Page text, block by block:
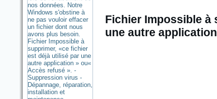
Fichier Impossible à
une autre